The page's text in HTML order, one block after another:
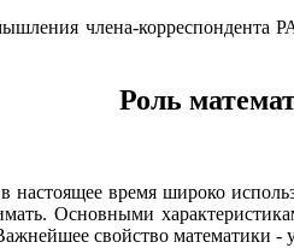
члена-корреспондента
Роль
настоящее время широко
Основными
свойство математики -